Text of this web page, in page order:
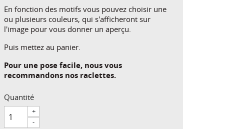
En fonction des motifs vous pouvez choisir une
ou plusieurs couleurs, qui s'afficheront sur
l'image pour vous donner un aperçu.
Puis mettez au panier.
Pour une pose facile, nous vous
recommandons nos raclettes.
Quantité
+
-